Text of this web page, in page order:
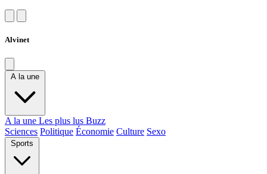
Alvinet
A la une
A la une Les plus lus Buzz
Sciences Politique Économie Culture Sexo
Sports